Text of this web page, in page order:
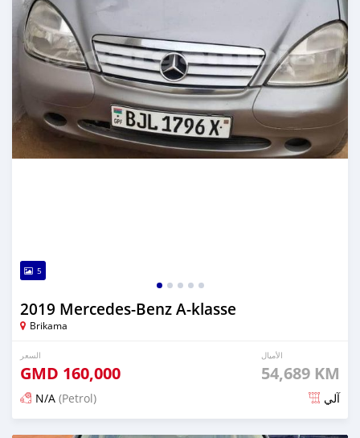
5
2019 Mercedes-Benz A-klasse
Brikama
السعر
GMD 160,000
الأميال
54,689 KM
N/A (Petrol) آلي
تم النشر منذ حوالي سنتان مضت